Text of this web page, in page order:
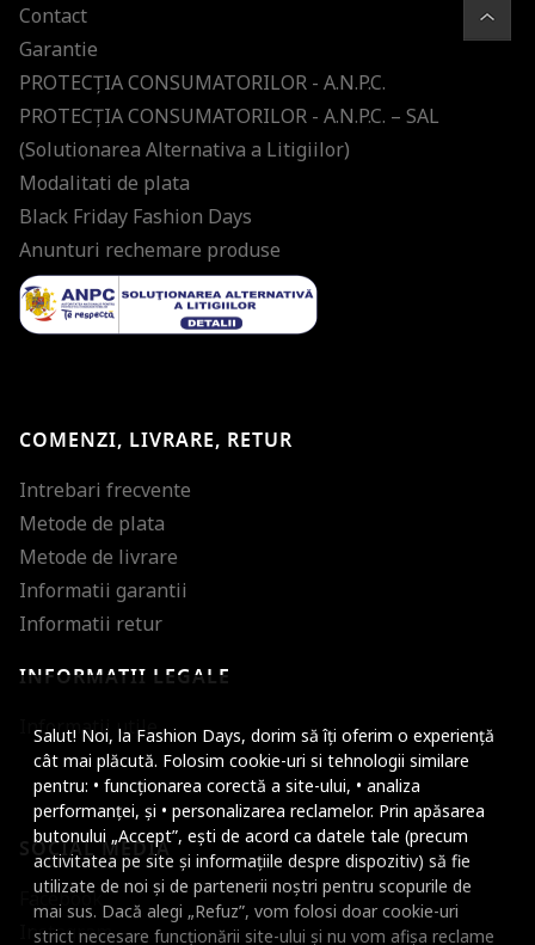
Salut! Noi, la Fashion Days, dorim să îți oferim o experiență
cât mai plăcută. Folosim cookie-uri si tehnologii similare
pentru: • funcționarea corectă a site-ului, • analiza
performanței, și • personalizarea reclamelor. Prin apăsarea
butonului „Accept”, ești de acord ca datele tale (precum
activitatea pe site și informațiile despre dispozitiv) să fie
utilizate de noi și de partenerii noștri pentru scopurile de
mai sus. Dacă alegi „Refuz”, vom folosi doar cookie-uri
strict necesare funcționării site-ului și nu vom afișa reclame
Contact
Garantie
PROTECŢIA CONSUMATORILOR - A.N.P.C.
PROTECŢIA CONSUMATORILOR - A.N.P.C. – SAL
(Solutionarea Alternativa a Litigiilor)
Modalitati de plata
Black Friday Fashion Days
Anunturi rechemare produse
COMENZI, LIVRARE, RETUR
Intrebari frecvente
Metode de plata
Metode de livrare
Informatii garantii
Informatii retur
INFORMATII LEGALE
Informatii utile
SOCIAL MEDIA
Facebook
Instagram
Micsoreaza
Mareste spatierea
Micsoreaza
Mareste inaltimea